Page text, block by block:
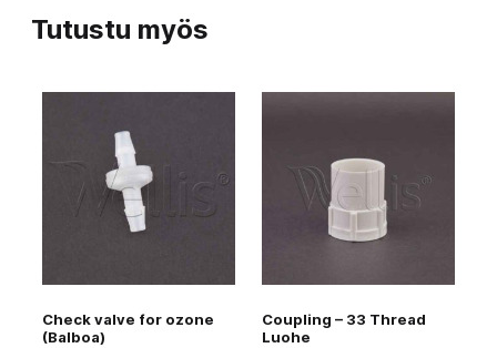
Tutustu myös
Check valve for ozone
(Balboa)
Coupling – 33 Thread
Luohe